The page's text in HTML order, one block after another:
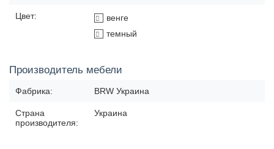
Цвет:
венге
темный
Производитель мебели
Фабрика: BRW Украина
Страна
производителя:
Украина